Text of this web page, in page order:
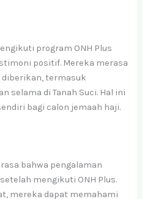
program ONH Plus
positif. Mereka merasa
diberikan, termasuk
selama di Tanah Suci. Hal ini
bagi calon jemaah haji.
bahwa pengalaman
mengikuti ONH Plus.
mereka dapat memahami